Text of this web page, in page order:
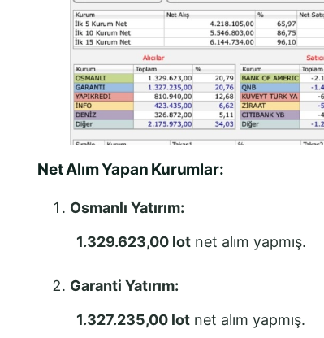
Net Alım Yapan Kurumlar:
Osmanlı Yatırım:
1.329.623,00 lot net alım yapmış.
Garanti Yatırım:
1.327.235,00 lot net alım yapmış.